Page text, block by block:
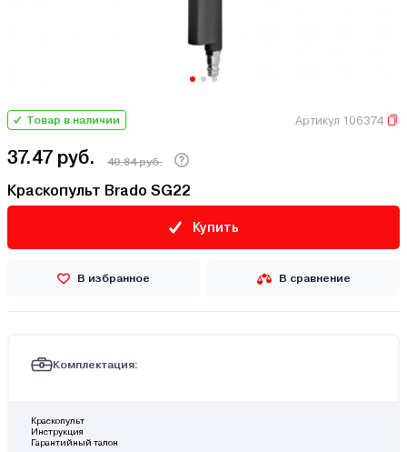
Товар в наличии Артикул 106374
37.47 руб. 40.84 руб.
Краскопульт Brado SG22
Купить
В избранное В сравнение
Комплектация:
Краскопульт
Инструкция
Гарантийный талон